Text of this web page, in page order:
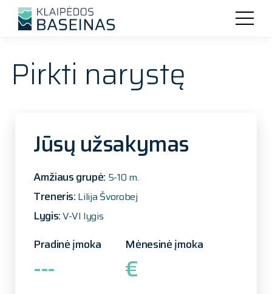
Pirkti narystę
Jūsų užsakymas
Amžiaus grupė: 5-10 m.
Treneris: Lilija Švorobej
Lygis:V-VI lygis
Pradinė įmoka
---
Mėnesinė įmoka
€